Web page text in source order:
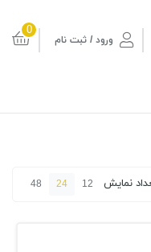
ورود / ثبت نام
0
نمایش 12
24
48